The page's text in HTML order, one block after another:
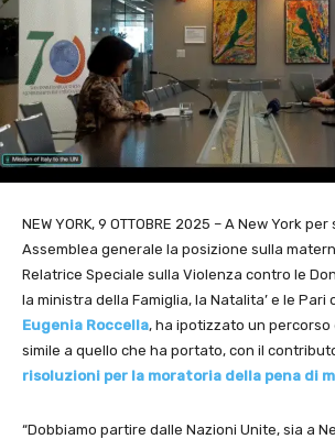
NEW YORK, 9 OTTOBRE 2025 – A New York
Assemblea generale la posizione sulla
Relatrice Speciale sulla Violenza contro le
la ministra della Famiglia, la Natalita’ e le Pari
Eugenia Roccella, ha ipotizzato un percorso
simile a quello che ha portato, con il
risoluzioni per la moratoria della pena di
“Dobbiamo partire dalle Nazioni Unite, sia a